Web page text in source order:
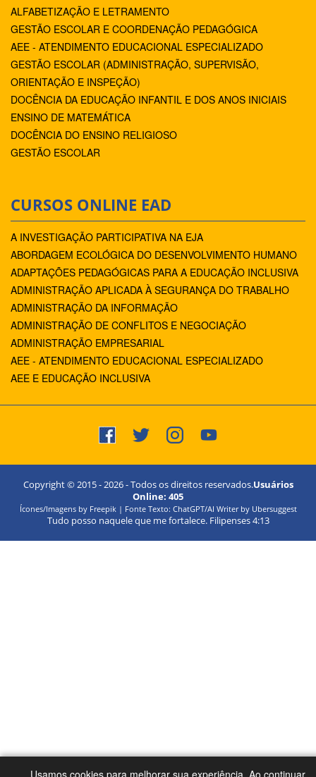
ALFABETIZAÇÃO E LETRAMENTO
GESTÃO ESCOLAR E COORDENAÇÃO PEDAGÓGICA
AEE - ATENDIMENTO EDUCACIONAL ESPECIALIZADO
GESTÃO ESCOLAR (ADMINISTRAÇÃO, SUPERVISÃO,
ORIENTAÇÃO E INSPEÇÃO)
DOCÊNCIA DA EDUCAÇÃO INFANTIL E DOS ANOS INICIAIS
ENSINO DE MATEMÁTICA
DOCÊNCIA DO ENSINO RELIGIOSO
GESTÃO ESCOLAR
CURSOS ONLINE EAD
A INVESTIGAÇÃO PARTICIPATIVA NA EJA
ABORDAGEM ECOLÓGICA DO DESENVOLVIMENTO HUMANO
ADAPTAÇÕES PEDAGÓGICAS PARA A EDUCAÇÃO INCLUSIVA
ADMINISTRAÇÃO APLICADA À SEGURANÇA DO TRABALHO
ADMINISTRAÇÃO DA INFORMAÇÃO
ADMINISTRAÇÃO DE CONFLITOS E NEGOCIAÇÃO
ADMINISTRAÇÃO EMPRESARIAL
AEE - ATENDIMENTO EDUCACIONAL ESPECIALIZADO
AEE E EDUCAÇÃO INCLUSIVA
Copyright © 2015 -2026- Todos os direitos reservados.Usuários
Online: 405
Ícones/Imagens by Freepik | Fonte Texto: ChatGPT/AI Writer by Ubersuggest
Tudo posso naquele que me fortalece. Filipenses 4:13
Usamos cookies para melhorar sua experiência. Ao continuar